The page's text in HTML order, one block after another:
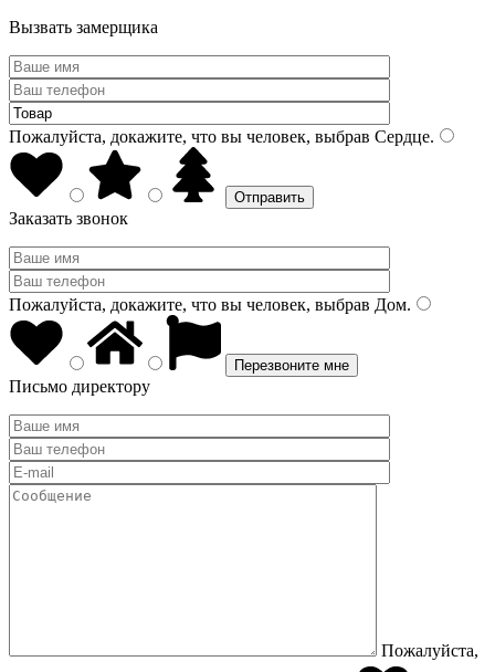
Вызвать замерщика
Пожалуйста, докажите, что вы человек, выбрав Сердце.
Заказать звонок
Пожалуйста, докажите, что вы человек, выбрав Дом.
Письмо директору
Пожалуйста,